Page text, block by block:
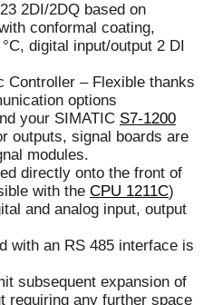
2DI/2DQ based on
conformal coating,
digital input/output 2 DI
Controller – Flexible thanks
options
your SIMATIC S7-1200
outputs, signal boards are
modules.
directly onto the front of
with the CPU 1211C)
and analog input, output
with an RS 485 interface is
subsequent expansion of
requiring any further space